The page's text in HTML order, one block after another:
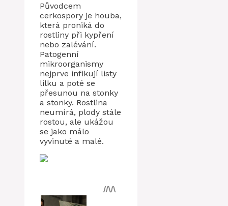
Původcem
cerkospory je houba,
která proniká do
rostliny při kypření
nebo zalévání.
Patogenní
mikroorganismy
nejprve infikují listy
lilku a poté se
přesunou na stonky
a stonky. Rostlina
neumírá, plody stále
rostou, ale ukážou
se jako málo
vyvinuté a malé.